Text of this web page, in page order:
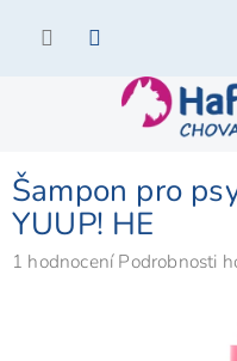
Šampon pro
YUUP! HE
Průměrné
1 hodnocení Podrobnosti